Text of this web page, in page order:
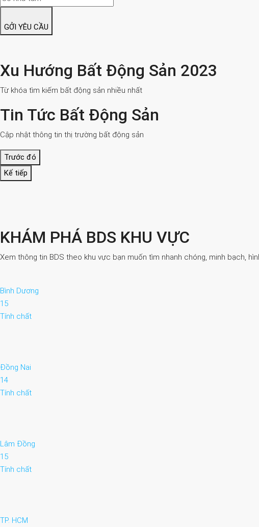
GỞI YÊU CẦU
Xu Hướng Bất Động Sản 2023
Từ khóa tìm kiếm bất động sản nhiều nhất
Tin Tức Bất Động Sản
Cập nhật thông tin thị trường bất động sản
Trước đó
Kế tiếp
KHÁM PHÁ BDS KHU VỰC
Xem thông tin BDS theo khu vực bạn muốn tìm nhanh chóng, minh bạch,
Bình Dương
15
Tính chất
Đồng Nai
14
Tính chất
Lâm Đồng
15
Tính chất
TP. HCM